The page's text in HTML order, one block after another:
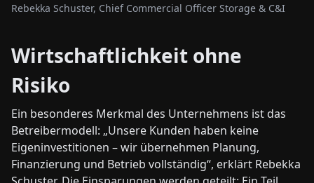
Rebekka Schuster, Chief Commercial Officer Storage & C&I
Wirtschaftlichkeit ohne
Risiko
Ein besonderes Merkmal des Unternehmens ist das
Betreibermodell: „Unsere Kunden haben keine
Eigeninvestitionen – wir übernehmen Planung,
Finanzierung und Betrieb vollständig“, erklärt Rebekka